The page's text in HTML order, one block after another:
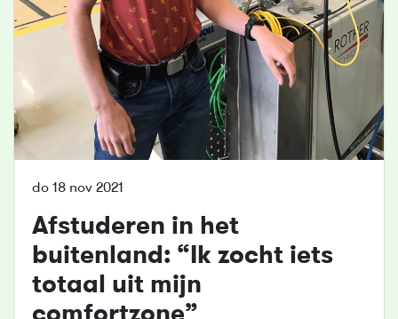
do 18 nov 2021
Afstuderen in het
buitenland: “Ik zocht iets
totaal uit mijn